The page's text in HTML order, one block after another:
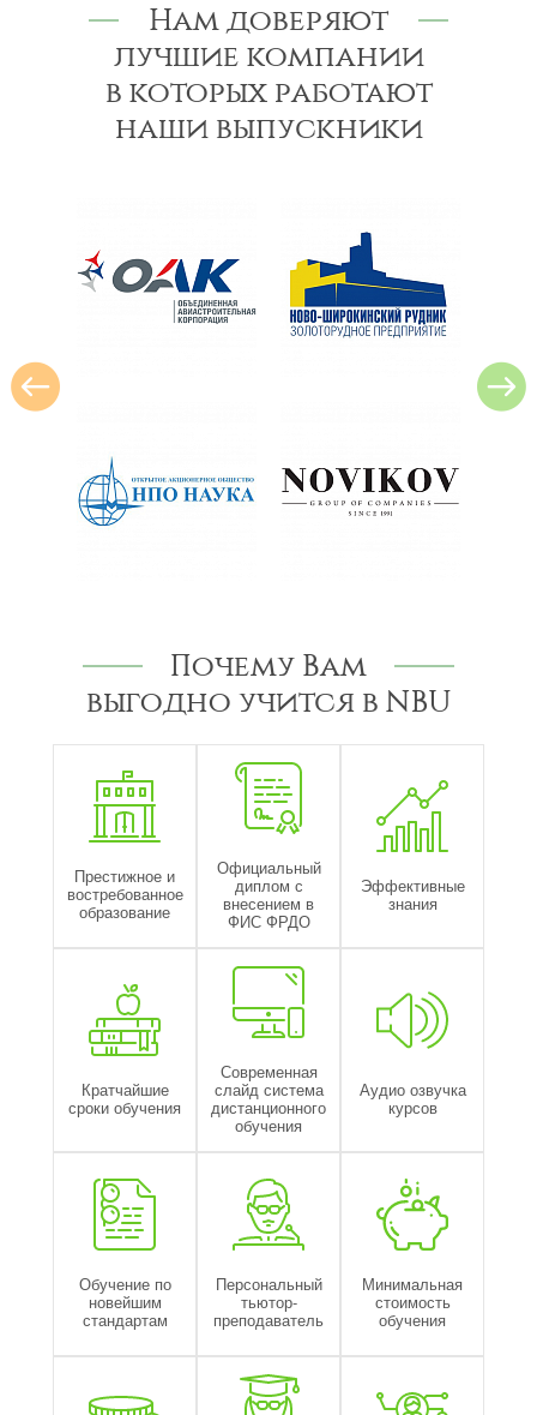
Нам доверяют
лучшие компании
в которых работают
наши выпускники
Почему Вам
выгодно учится в NBU
Престижное и
востребованное
образование
Официальный
диплом с
внесением в
ФИС ФРДО
Эффективные
знания
Кратчайшие
сроки обучения
Современная
слайд система
дистанционного
обучения
Аудио озвучка
курсов
Обучение по
новейшим
стандартам
Персональный
тьютор-
преподаватель
Минимальная
стоимость
обучения